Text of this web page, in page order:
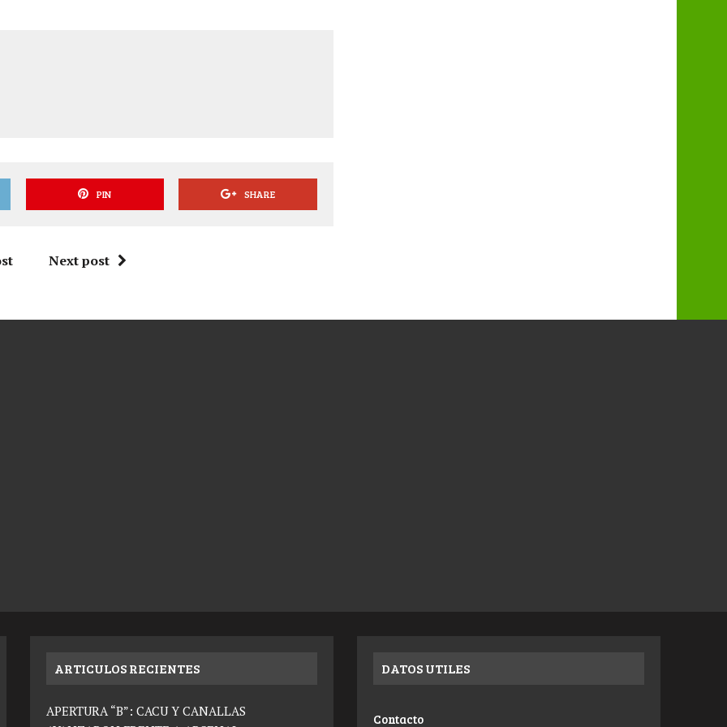
PIN SHARE
Next post
ARTICULOS RECIENTES
APERTURA “B”: CACU Y CANALLAS
DATOS UTILES
Contacto